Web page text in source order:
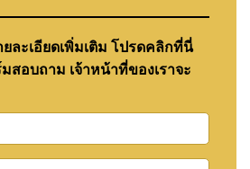
ละเอียดเพิ่มเติม โปรดคลิกที่นี่
สอบถาม เจ้าหน้าที่ของเราจะ